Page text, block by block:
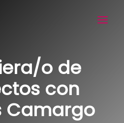
o de
con
Camargo